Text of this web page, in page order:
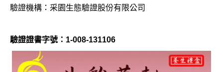
驗證機構：采園生態驗證股份有限公司
驗證證書字號： 1-008-131106